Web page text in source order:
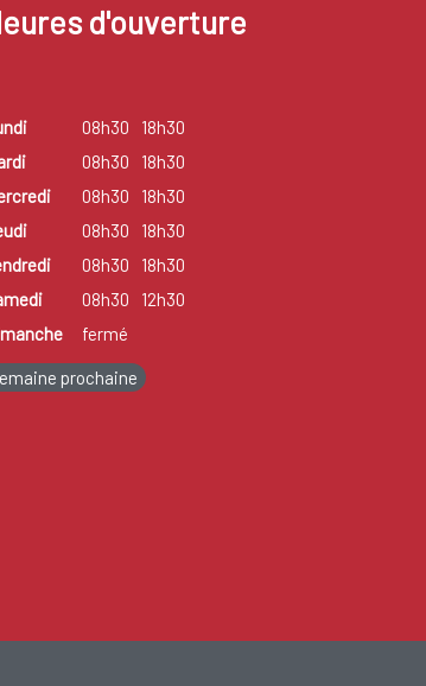
d'ouverture
08h30
18h30
08h30
18h30
08h30
18h30
08h30
18h30
08h30
18h30
08h30
12h30
fermé
prochaine